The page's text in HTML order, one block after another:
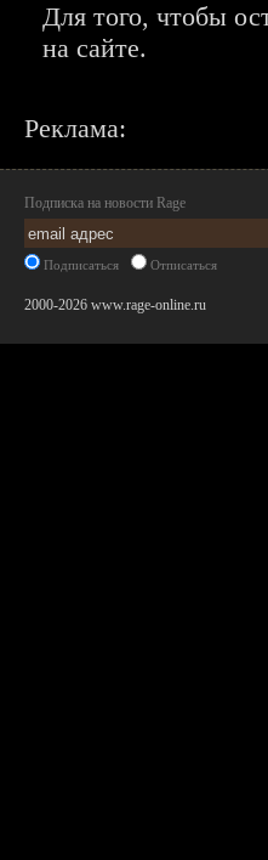
Для того, чтобы
на сайте.
Реклама:
Подписка на новости Rage
Подписаться Отписаться
2000-2026 www.rage-online.ru